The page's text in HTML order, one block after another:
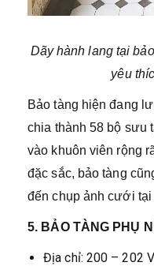
Dãy hành lang tại
yêu
Bảo tàng hiện đang
chia thành 58 bộ sưu
vào khuôn viên rộng
đặc sắc, bảo tàng
đến chụp ảnh cưới tại
5. BẢO TÀNG PHỤ
Địa chỉ: 200 – 202